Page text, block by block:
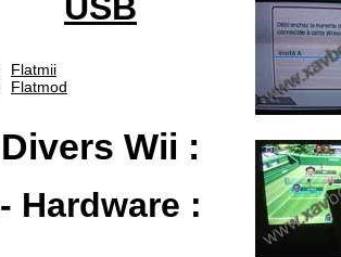
Flatmii
Flatmod
Divers Wii :
- Hardware :